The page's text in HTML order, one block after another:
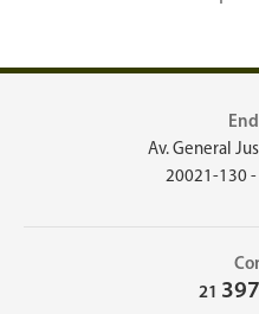
Av. General
20021-130 -
21